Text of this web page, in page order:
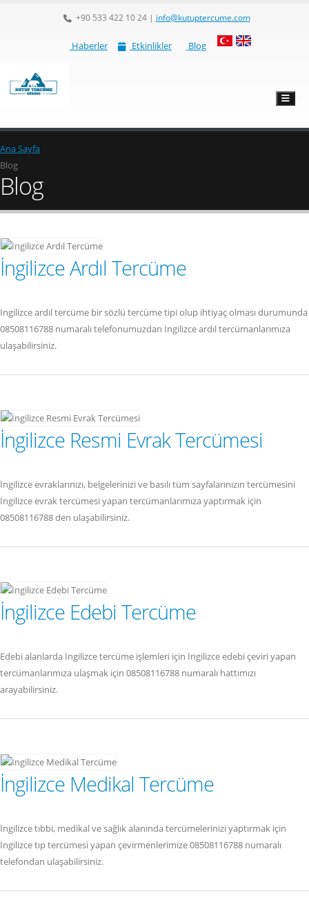
+90 533 422 10 24| info@kutuptercume.com
Haberler Etkinlikler Blog
Ana Sayfa
Blog
Blog
İngilizce Ardıl Tercüme
İngilizce ardıl tercüme bir sözlü tercüme tipi olup ihtiyaç olması durumunda
08508116788 numaralı telefonumuzdan İngilizce ardıl tercümanlarımıza
ulaşabilirsiniz.
İngilizce Resmi Evrak Tercümesi
İngilizce evraklarınızı, belgelerinizi ve basılı tüm sayfalarınızın tercümesini
İngilizce evrak tercümesi yapan tercümanlarımıza yaptırmak için
08508116788 den ulaşabilirsiniz.
İngilizce Edebi Tercüme
Edebi alanlarda İngilizce tercüme işlemleri için İngilizce edebi çeviri yapan
tercümanlarımıza ulaşmak için 08508116788 numaralı hattımızı
arayabilirsiniz.
İngilizce Medikal Tercüme
İngilizce tıbbi, medikal ve sağlık alanında tercümelerinizi yaptırmak için
İngilizce tıp tercümesi yapan çevirmenlerimize 08508116788 numaralı
telefondan ulaşabilirsiniz.